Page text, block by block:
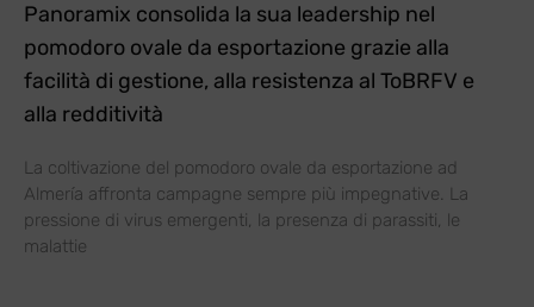
Panoramix consolida la sua leadership nel
pomodoro ovale da esportazione grazie alla
facilità di gestione, alla resistenza al ToBRFV e
alla redditività
La coltivazione del pomodoro ovale da esportazione ad
Almería affronta campagne sempre più impegnative. La
pressione di virus emergenti, la presenza di parassiti, le
malattie